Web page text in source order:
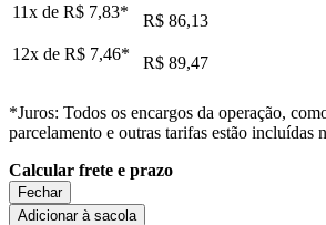
11x de R$ 7,83*
R$ 86,13
12x de R$ 7,46* R$ 89,47
*Juros: Todos os encargos da operação,
parcelamento e outras tarifas estão incluídas
Calcular frete e prazo
Fechar
Adicionar à sacola